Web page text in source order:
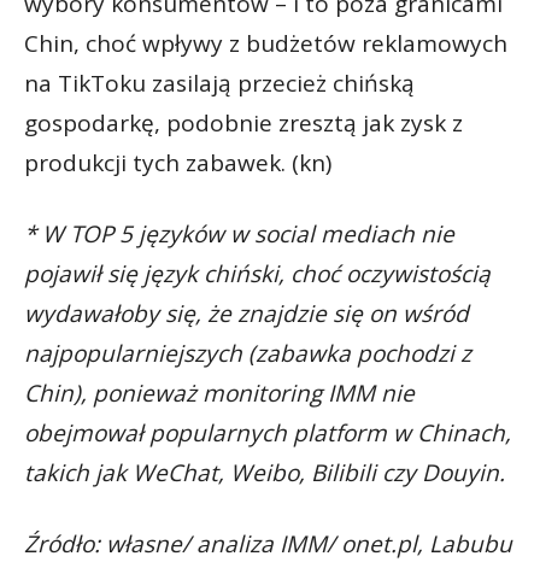
Chin, choć wpływy z budżetów reklamowych
na TikToku zasilają przecież chińską
gospodarkę, podobnie zresztą jak zysk z
produkcji tych zabawek. (kn)
* W TOP 5 języków w social mediach nie
pojawił się język chiński, choć oczywistością
wydawałoby się, że znajdzie się on wśród
najpopularniejszych (zabawka pochodzi z
Chin), ponieważ monitoring IMM nie
obejmował popularnych platform w Chinach,
takich jak WeChat, Weibo, Bilibili czy Douyin.
Źródło: własne/ analiza IMM/ onet.pl, Labubu